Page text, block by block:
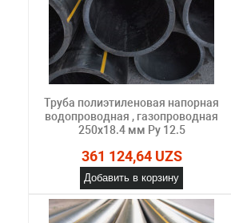
Труба полиэтиленовая напорная
водопроводная , газопроводная
250х18.4 мм Ру 12.5
361 124,64 UZS
Добавить в корзину